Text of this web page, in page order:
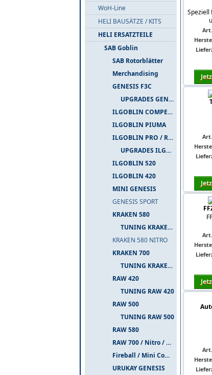
WoH-Line
HELI BAUSÄTZE / KITS
HELI ERSATZTEILE
SAB Goblin
SAB Rotorblätter
Merchandising
GENESIS F3C
UPGRADES GENESIS F3C
ILGOBLIN COMPETIZIONE
ILGOBLIN PIUMA
ILGOBLIN PRO / RAW 700
UPGRADES ILGOBLIN PRO / RAW 700
ILGOBLIN 520
ILGOBLIN 420
MINI GENESIS
GENESIS SPORT
KRAKEN 580
TUNING KRAKEN 580
KRAKEN 580 NITRO
KRAKEN 700
TUNING KRAKEN 700
RAW 420
TUNING RAW 420
RAW 500
TUNING RAW 500
RAW 580
RAW 700 / Nitro / PIUMA
Fireball / Mini Comet
URUKAY GENESIS
Speziell